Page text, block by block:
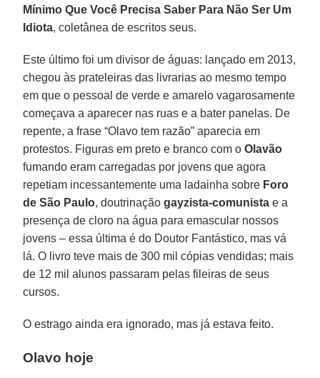
Mínimo Que Você Precisa Saber Para Não Ser Um
Idiota, coletânea de escritos seus.
Este último foi um divisor de águas: lançado em 2013,
chegou às prateleiras das livrarias ao mesmo tempo
em que o pessoal de verde e amarelo vagarosamente
começava a aparecer nas ruas e a bater panelas. De
repente, a frase “Olavo tem razão” aparecia em
protestos. Figuras em preto e branco com oOlavão
fumando eram carregadas por jovens que agora
repetiam incessantemente uma ladainha sobre Foro
de São Paulo, doutrinaçãogayzista-comunista e a
presença de cloro na água para emascular nossos
jovens – essa última é do Doutor Fantástico, mas vá
lá. O livro teve mais de 300 mil cópias vendidas; mais
de 12 mil alunos passaram pelas fileiras de seus
cursos.
O estrago ainda era ignorado, mas já estava feito.
Olavo hoje